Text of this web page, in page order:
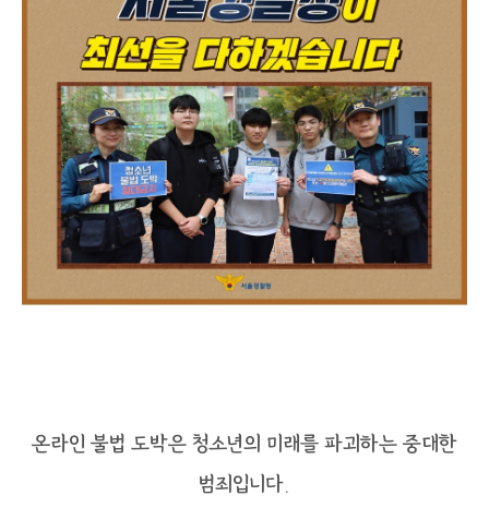
온라인 불법 도박은 청소년의 미래를 파괴하는 중대한
범죄입니다.